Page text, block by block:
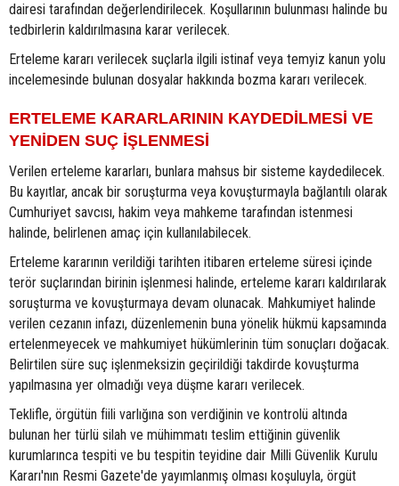
dairesi tarafından değerlendirilecek. Koşullarının bulunması halinde bu
tedbirlerin kaldırılmasına karar verilecek.
Erteleme kararı verilecek suçlarla ilgili istinaf veya temyiz kanun yolu
incelemesinde bulunan dosyalar hakkında bozma kararı verilecek.
ERTELEME KARARLARININ KAYDEDİLMESİ VE
YENİDEN SUÇ İŞLENMESİ
Verilen erteleme kararları, bunlara mahsus bir sisteme kaydedilecek.
Bu kayıtlar, ancak bir soruşturma veya kovuşturmayla bağlantılı olarak
Cumhuriyet savcısı, hakim veya mahkeme tarafından istenmesi
halinde, belirlenen amaç için kullanılabilecek.
Erteleme kararının verildiği tarihten itibaren erteleme süresi içinde
terör suçlarından birinin işlenmesi halinde, erteleme kararı kaldırılarak
soruşturma ve kovuşturmaya devam olunacak. Mahkumiyet halinde
verilen cezanın infazı, düzenlemenin buna yönelik hükmü kapsamında
ertelenmeyecek ve mahkumiyet hükümlerinin tüm sonuçları doğacak.
Belirtilen süre suç işlenmeksizin geçirildiği takdirde kovuşturma
yapılmasına yer olmadığı veya düşme kararı verilecek.
Teklifle, örgütün fiili varlığına son verdiğinin ve kontrolü altında
bulunan her türlü silah ve mühimmatı teslim ettiğinin güvenlik
kurumlarınca tespiti ve bu tespitin teyidine dair Milli Güvenlik Kurulu
Kararı'nın Resmi Gazete'de yayımlanmış olması koşuluyla, örgüt